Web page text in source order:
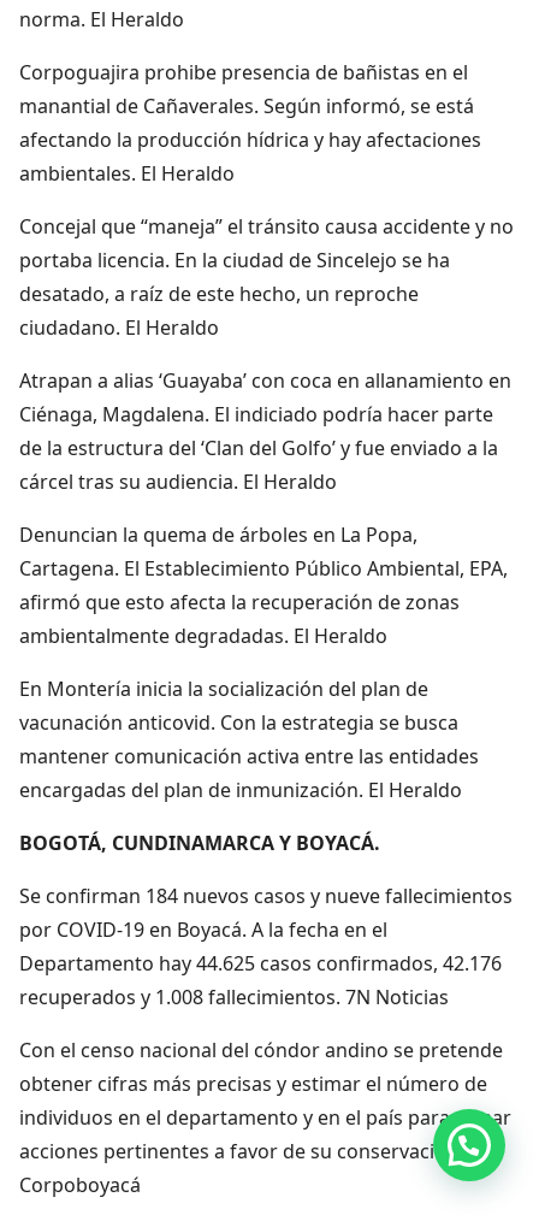
norma. El Heraldo
Corpoguajira prohibe presencia de bañistas en el
manantial de Cañaverales. Según informó, se está
afectando la producción hídrica y hay afectaciones
ambientales. El Heraldo
Concejal que “maneja” el tránsito causa accidente y no
portaba licencia. En la ciudad de Sincelejo se ha
desatado, a raíz de este hecho, un reproche
ciudadano. El Heraldo
Atrapan a alias ‘Guayaba’ con coca en allanamiento en
Ciénaga, Magdalena. El indiciado podría hacer parte
de la estructura del ‘Clan del Golfo’ y fue enviado a la
cárcel tras su audiencia. El Heraldo
Denuncian la quema de árboles en La Popa,
Cartagena. El Establecimiento Público Ambiental, EPA,
afirmó que esto afecta la recuperación de zonas
ambientalmente degradadas. El Heraldo
En Montería inicia la socialización del plan de
vacunación anticovid. Con la estrategia se busca
mantener comunicación activa entre las entidades
encargadas del plan de inmunización. El Heraldo
BOGOTÁ, CUNDINAMARCA Y BOYACÁ.
Se confirman 184 nuevos casos y nueve fallecimientos
por COVID-19 en Boyacá. A la fecha en el
Departamento hay 44.625 casos confirmados, 42.176
recuperados y 1.008 fallecimientos. 7N Noticias
Con el censo nacional del cóndor andino se pretende
obtener cifras más precisas y estimar el número de
individuos en el departamento y en el país para tomar
acciones pertinentes a favor de su conservación.
Corpoboyacá
Hola, por aquí puedes contactarnos